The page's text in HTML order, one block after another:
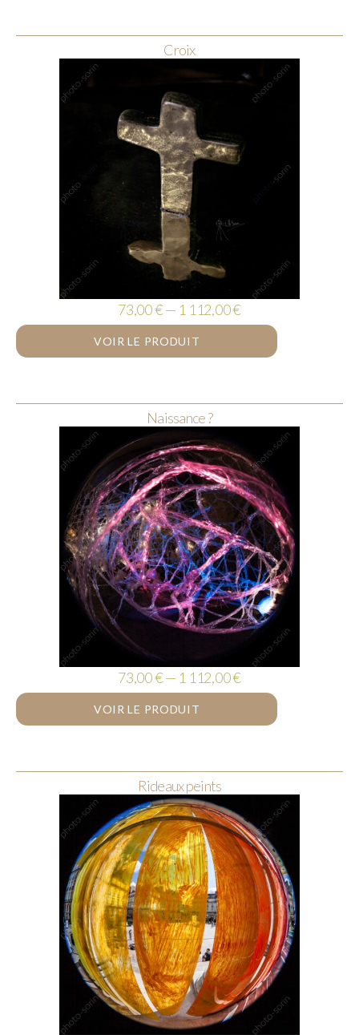
Croix
73,00 € — 1 112,00 €
VOIR LE PRODUIT
Naissance ?
73,00 € — 1 112,00 €
VOIR LE PRODUIT
Rideaux peints